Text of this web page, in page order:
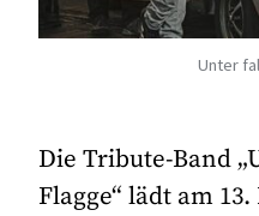
Unter
Die Tribute-Band
Flagge“ lädt am